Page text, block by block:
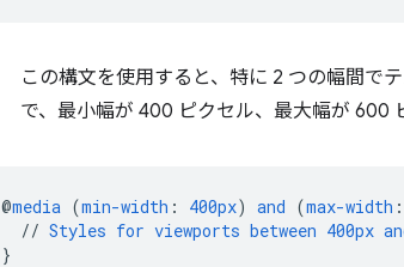
この構文を使用すると、特に 2 つの幅間で
で、最小幅が 400 ピクセル、最大幅が 600
@media (min-width : 400px) and (max-width :
// Styles for viewports between 400px
}